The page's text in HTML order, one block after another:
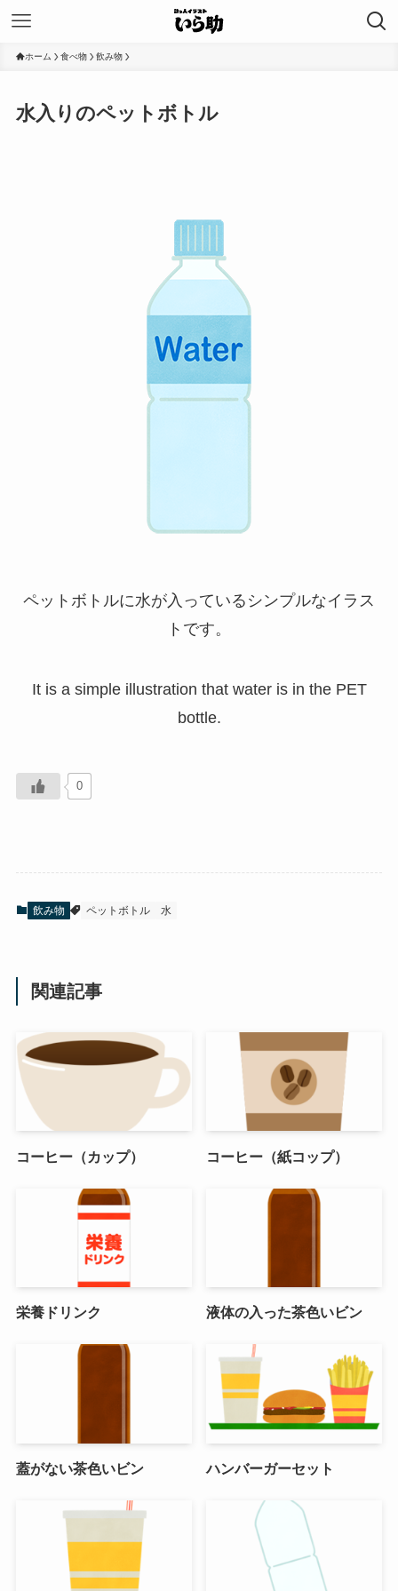
ホーム 食べ物 飲み物
水入りのペットボトル
ペットボトルに水が入っているシンプルなイラス
トです。
It is a simple illustration that water is in the PET
bottle.
0
飲み物 ペットボトル 水
関連記事
コーヒー（カップ） コーヒー（紙コップ）
栄養ドリンク 液体の入った茶色いビン
蓋がない茶色いビン ハンバーガーセット